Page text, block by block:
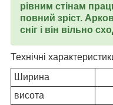
рівним стінам
повний зріст.
сніг і він вільно
Технічні
Ширина
висота